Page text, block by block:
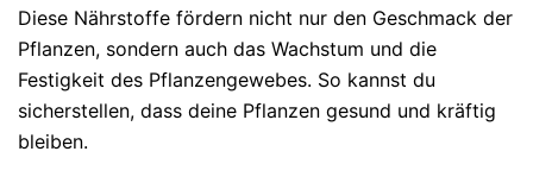
Diese Nährstoffe fördern nicht nur den Geschmack der
Pflanzen, sondern auch das Wachstum und die
Festigkeit des Pflanzengewebes. So kannst du
sicherstellen, dass deine Pflanzen gesund und kräftig
bleiben.